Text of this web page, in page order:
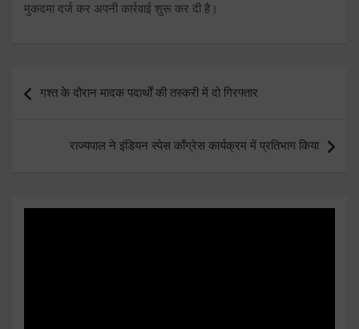
मुकदमा दर्ज कर अपनी कार्रवाई शुरू कर दी है।
navigation
गश्त के दौरान मादक पदार्थों की तस्करी में दो गिरफ्तार
राज्यपाल ने इंडियन स्पेस काँग्रेस कार्यक्रम में प्रतिभाग किया